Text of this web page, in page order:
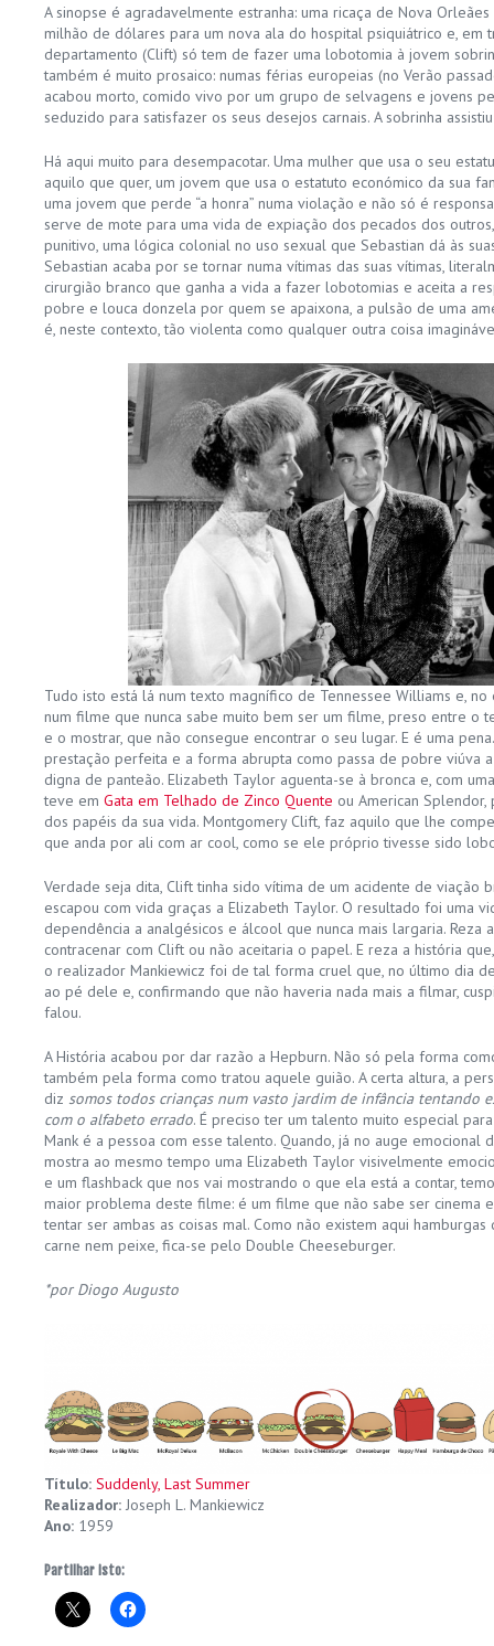
A sinopse é agradavelmente estranha: uma ricaça de Nova
milhão de dólares para um nova ala do hospital psiquiátrico e, em
departamento (Clift) só tem de fazer uma lobotomia à jovem
também é muito prosaico: numas férias europeias (no Verão
acabou morto, comido vivo por um grupo de selvagens e jovens
seduzido para satisfazer os seus desejos carnais. A sobrinha
Há aqui muito para desempacotar. Uma mulher que usa o seu
aquilo que quer, um jovem que usa o estatuto económico da sua
uma jovem que perde “a honra” numa violação e não só é
serve de mote para uma vida de expiação dos pecados dos
punitivo, uma lógica colonial no uso sexual que Sebastian dá às
Sebastian acaba por se tornar numa vítimas das suas vítimas,
cirurgião branco que ganha a vida a fazer lobotomias e aceita a
pobre e louca donzela por quem se apaixona, a pulsão de uma
é, neste contexto, tão violenta como qualquer outra coisa
Tudo isto está lá num texto magnífico de Tennessee Williams e,
num filme que nunca sabe muito bem ser um filme, preso entre o
e o mostrar, que não consegue encontrar o seu lugar. E é uma
prestação perfeita e a forma abrupta como passa de pobre viúva
digna de panteão. Elizabeth Taylor aguenta-se à bronca e, com
teve em Gata em Telhado de Zinco Quente ou American
dos papéis da sua vida. Montgomery Clift, faz aquilo que lhe
que anda por ali com ar cool, como se ele próprio tivesse sido
Verdade seja dita, Clift tinha sido vítima de um acidente de viação
escapou com vida graças a Elizabeth Taylor. O resultado foi uma
dependência a analgésicos e álcool que nunca mais largaria. Reza
contracenar com Clift ou não aceitaria o papel. E reza a história
o realizador Mankiewicz foi de tal forma cruel que, no último dia
ao pé dele e, confirmando que não haveria nada mais a filmar,
falou.
A História acabou por dar razão a Hepburn. Não só pela forma
também pela forma como tratou aquele guião. A certa altura, a
diz somos todos crianças num vasto jardim de infância tentando
com o alfabeto errado. É preciso ter um talento muito especial
Mank é a pessoa com esse talento. Quando, já no auge
mostra ao mesmo tempo uma Elizabeth Taylor visivelmente
e um flashback que nos vai mostrando o que ela está a contar,
maior problema deste filme: é um filme que não sabe ser cinema
tentar ser ambas as coisas mal. Como não existem aqui
carne nem peixe, fica-se pelo Double Cheeseburger.
*por Diogo Augusto
Título: Suddenly, Last Summer
Realizador: Joseph L. Mankiewicz
Ano: 1959
Partilhar isto: